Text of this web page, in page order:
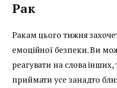
Рак
Ракам цього тижня
емоційної безпеки. Ви
реагувати на слова
приймати усе занадто